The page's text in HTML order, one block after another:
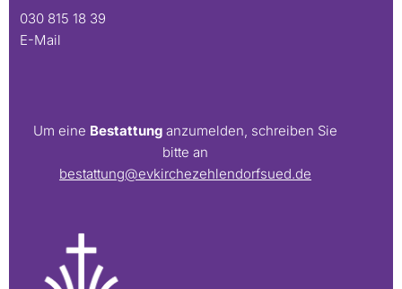
030 815 18 39
E-Mail
Um eine Bestattung anzumelden, schreiben Sie
bitte an
bestattung@evkirchezehlendorfsued.de